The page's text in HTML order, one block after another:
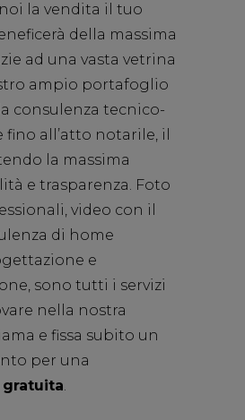
la vendita il tuo
della massima
ad una vasta vetrina
ampio portafoglio
consulenza tecnico-
all’atto notarile, il
la massima
e trasparenza. Foto
video con il
di home
e
sono tutti i servizi
nella nostra
e fissa subito un
per una
gratuita.